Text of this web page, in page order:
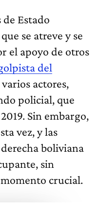
Estado
se atreve y se
el apoyo de otros
del
actores,
policial, que
Sin embargo,
vez, y las
boliviana
sin
crucial.